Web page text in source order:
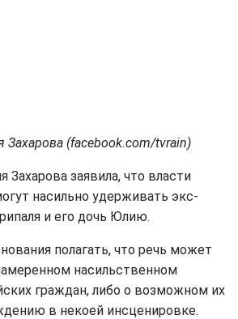
Захарова (facebook.com/tvrain)
Захарова заявила, что власти
насильно удерживать экс-
и его дочь Юлию.
полагать, что речь может
насильственном
граждан, либо о возможном их
в некоей инсценировке.